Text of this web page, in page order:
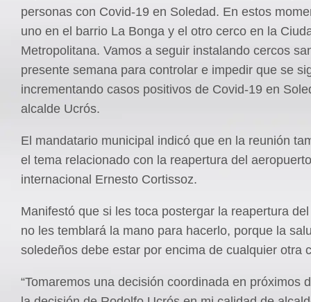
personas con Covid-19 en Soledad. En estos
uno en el barrio La Bonga y el otro cerco en la
Metropolitana. Vamos a seguir instalando cercos
presente semana para controlar e impedir que se
incrementando casos positivos de Covid-19 en
alcalde Ucrós.
El mandatario municipal indicó que en la reunión
el tema relacionado con la reapertura del aeropuerto
internacional Ernesto Cortissoz.
Manifestó que si les toca postergar la reapertura
no les temblará la mano para hacerlo, porque la
soledeños debe estar por encima de cualquier otra
“Tomaremos una decisión coordinada en próximos